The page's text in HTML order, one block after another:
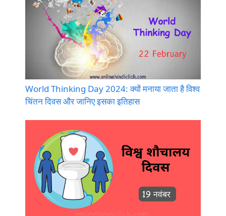
World Thinking Day 2024: क्यों मनाया जाता है विश्व
चिंतन दिवस और जानिए इसका इतिहास